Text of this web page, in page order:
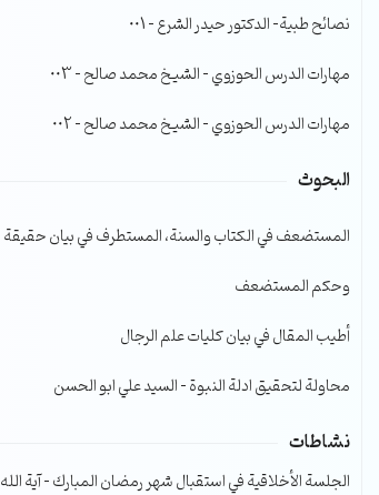
الصوت.نصائح طبية- الدكتور حيدر الشرع – 001
مهارات الدرس الحوزوي – الشيخ محمد صالح – 003
مهارات الدرس الحوزوي – الشيخ محمد صالح – 002
البحوث
المستضعف في الكتاب والسنة، المستطرف في بيان حقيقة
وحكم المستضعف
أطيب المقال في بيان كليات علم الرجال
محاولة لتحقيق ادلة النبوة – السيد علي ابو الحسن
نشاطات
الجلسة الأخلاقية في استقبال شهر رمضان المبارك – آية الله